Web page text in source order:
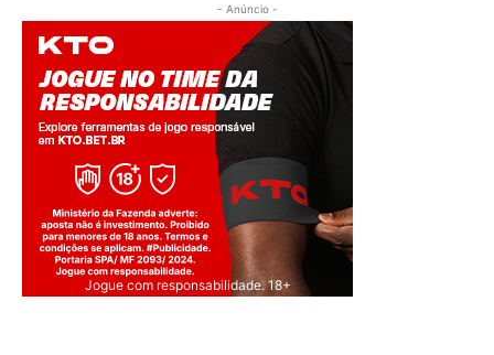
- Anúncio -
Jogue com responsabilidade. 18+